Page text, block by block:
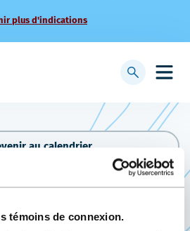
témoins de connexion.
plus d'indications
menu
Afficher
recherche
au calendrier
CSQ 2027